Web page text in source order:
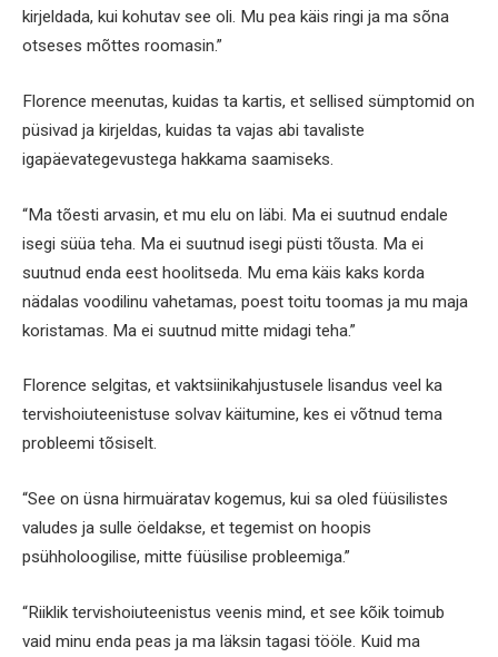
kirjeldada, kui kohutav see oli. Mu pea käis ringi ja ma sõna
otseses mõttes roomasin.”
Florence meenutas, kuidas ta kartis, et sellised sümptomid on
püsivad ja kirjeldas, kuidas ta vajas abi tavaliste
igapäevategevustega hakkama saamiseks.
“Ma tõesti arvasin, et mu elu on läbi. Ma ei suutnud endale
isegi süüa teha. Ma ei suutnud isegi püsti tõusta. Ma ei
suutnud enda eest hoolitseda. Mu ema käis kaks korda
nädalas voodilinu vahetamas, poest toitu toomas ja mu maja
koristamas. Ma ei suutnud mitte midagi teha.”
Florence selgitas, et vaktsiinikahjustusele lisandus veel ka
tervishoiuteenistuse solvav käitumine, kes ei võtnud tema
probleemi tõsiselt.
“See on üsna hirmuäratav kogemus, kui sa oled füüsilistes
valudes ja sulle öeldakse, et tegemist on hoopis
psühholoogilise, mitte füüsilise probleemiga.”
“Riiklik tervishoiuteenistus veenis mind, et see kõik toimub
vaid minu enda peas ja ma läksin tagasi tööle. Kuid ma